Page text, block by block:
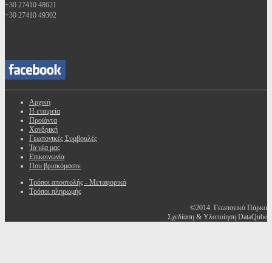
+30 27410 48621
+30 27410 49302
Αρχική
Η εταιρεία
Προϊόντα
Χονδρική
Γεωπονικές Συμβουλές
Τα νέα μας
Επικοινωνία
Που βρισκόμαστε
Τρόποι αποστολής - Μεταφορικά
Τρόποι πληρωμής
©2014 Γεωπονικό Πάρκο
Σχεδίαση & Υλοποίηση DataQube